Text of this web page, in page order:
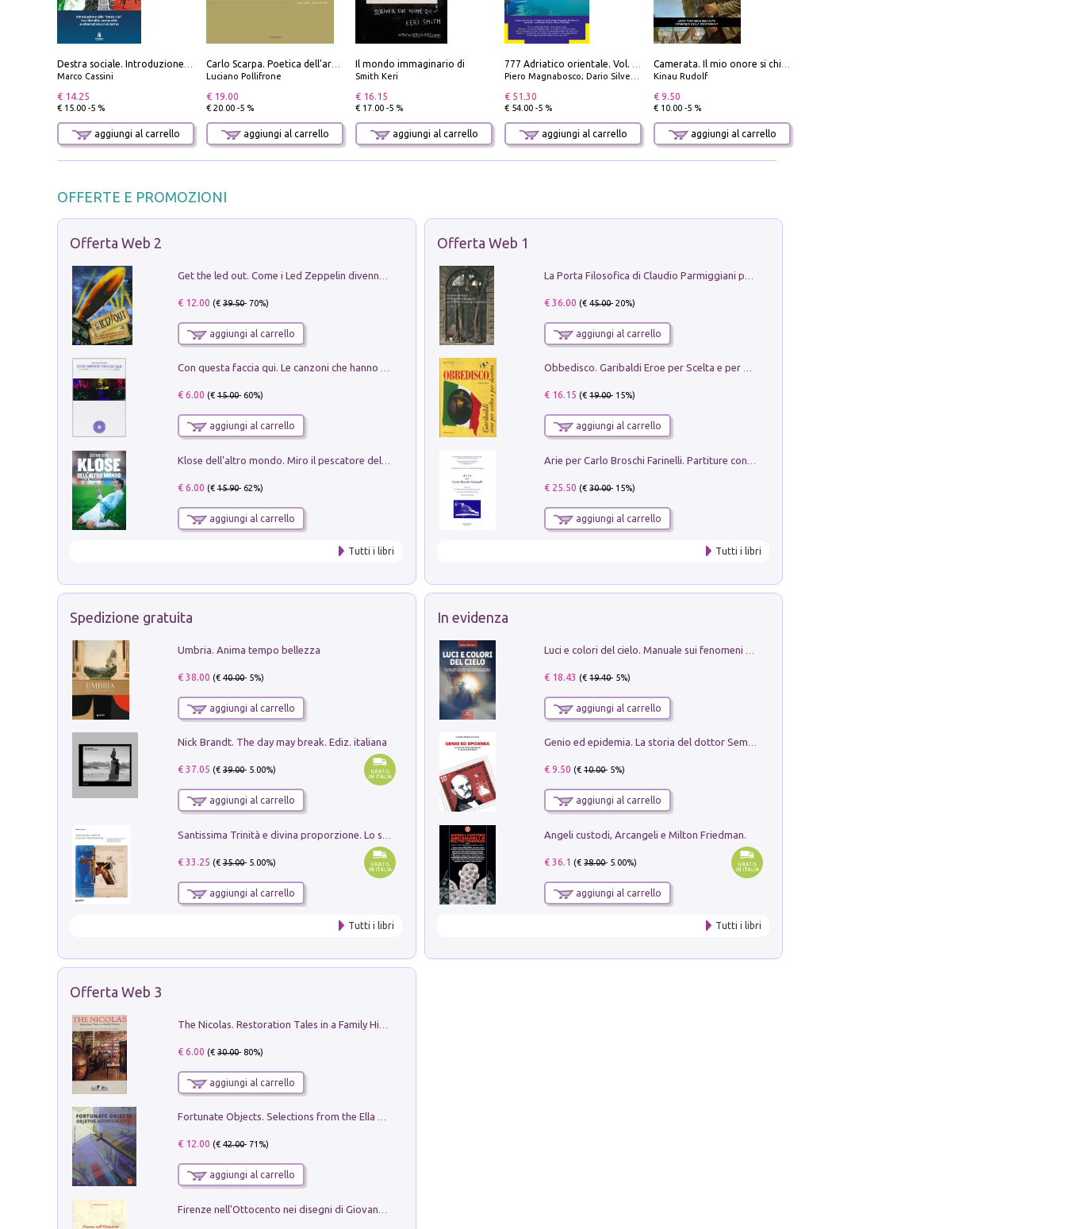
Destra sociale. Introduzione alla «terza via», tra identità, comunità e alternativa al sistema
Marco Cassini
€ 14.25
€ 15.00 -5 %
aggiungi al carrello
Carlo Scarpa. Poetica dell'arredo. Tavoli e sedie-Poetics of furniture. Tables and chairs. Ediz. bilingue
Luciano Pollifrone
€ 19.00
€ 20.00 -5 %
aggiungi al carrello
Il mondo immaginario di
Smith Keri
€ 16.15
€ 17.00 -5 %
aggiungi al carrello
777 Adriatico orientale. Vol. 1: Istria, Costa della Dalmazia da Smrika a Zara, Isole del Quarnaro, Pag, Arcipelaghi di Zara, Sibenico e Incoronate
Piero Magnabosco; Dario Silvestro; Marco Sbrizzi
€ 51.30
€ 54.00 -5 %
aggiungi al carrello
Camerata. Il mio onore si chiama fedeltà
Kinau Rudolf
€ 9.50
€ 10.00 -5 %
aggiungi al carrello
OFFERTE E PROMOZIONI
Offerta Web 2
€ 12.00 (€39.50- 70%)
aggiungi al carrello
Con questa faccia qui. Le canzoni che hanno fatto la storia di Ligabue
€ 6.00 (€15.00- 60%)
aggiungi al carrello
Klose dell'altro mondo. Miro il pescatore del goal
€ 6.00 (€15.90- 62%)
aggiungi al carrello
Tutti i libri
Offerta Web 1
€ 36.00 (€45.00- 20%)
aggiungi al carrello
Obbedisco. Garibaldi Eroe per Scelta e per Destino
€ 16.15 (€19.00- 15%)
aggiungi al carrello
€ 25.50 (€30.00- 15%)
aggiungi al carrello
Tutti i libri
Spedizione gratuita
Umbria. Anima tempo bellezza
€ 38.00 (€40.00- 5%)
aggiungi al carrello
Nick Brandt. The day may break. Ediz. italiana
€ 37.05 (€39.00- 5.00%)
aggiungi al carrello
€ 33.25 (€35.00- 5.00%)
aggiungi al carrello
Tutti i libri
In evidenza
€ 18.43 (€19.40- 5%)
aggiungi al carrello
Genio ed epidemia. La storia del dottor Semmelweis, il Salvatore delle Madri
€ 9.50 (€10.00- 5%)
aggiungi al carrello
Angeli custodi, Arcangeli e Milton Friedman.
€ 36.1 (€38.00- 5.00%)
aggiungi al carrello
Tutti i libri
Offerta Web 3
€ 6.00 (€30.00- 80%)
aggiungi al carrello
Fortunate Objects. Selections from the Ella Fontanals-Cisneros Collection. Objetos Afortunados. Selección de la Colección Ella Fontanals-Cisneros
€ 12.00 (€42.00- 71%)
aggiungi al carrello